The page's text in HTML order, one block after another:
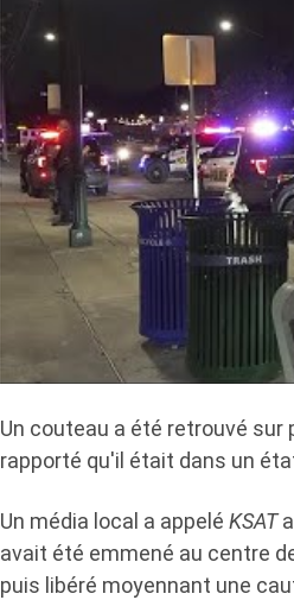
Un couteau a été retrouvé
rapporté qu'il était dans un
Un média local a appelé KSATa
avait été emmené au centre
puis libéré moyennant une